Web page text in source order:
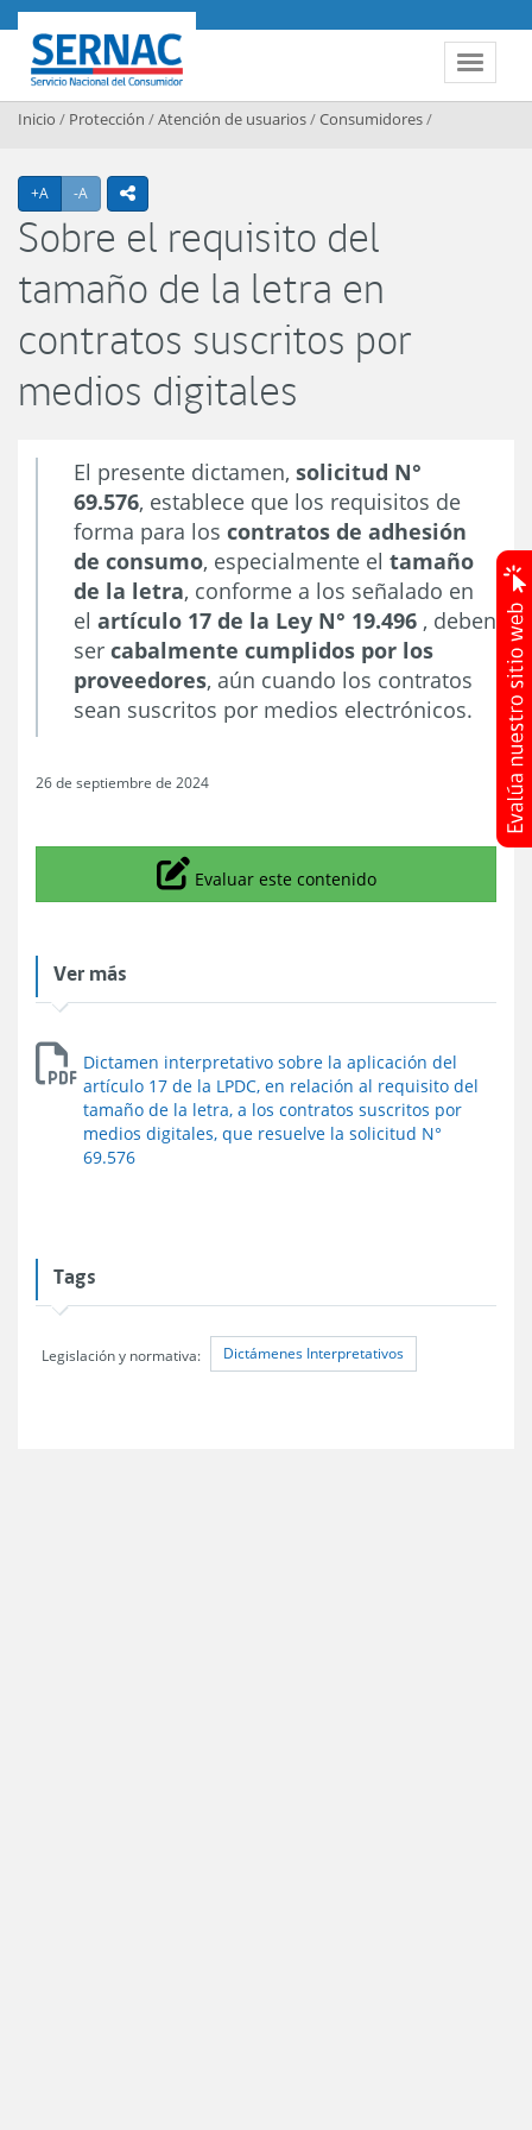
Contenido principal
Toggle
SERNAC
Inicio / Protección /Atención de usuarios/Consumidores/
+A Agrandar texto
-A Achicar textoicono compartir
Sobre el requisito del
tamaño de la letra en
contratos suscritos por
medios digitales
El presente dictamen, solicitud N°
69.576, establece que los requisitos de
forma para los contratos de adhesión
de consumo, especialmente el tamaño
de la letra, conforme a los señalado en
el artículo 17 de la Ley N° 19.496 , deben
ser cabalmente cumplidos por los
proveedores, aún cuando los contratos
sean suscritos por medios electrónicos.
26 de septiembre de 2024
Icono
Evaluar este contenido
Ver más
Dictamen interpretativo sobre la aplicación del
artículo 17 de la LPDC, en relación al requisito del
tamaño de la letra, a los contratos suscritos por
medios digitales, que resuelve la solicitud N°
69.576
Tags
Legislación y normativa: Dictámenes Interpretativos